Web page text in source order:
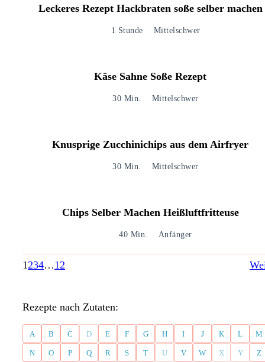
Leckeres Rezept Hackbraten soße selber machen
1 Stunde Mittelschwer
Käse Sahne Soße Rezept
30 Min. Mittelschwer
Knusprige Zucchinichips aus dem Airfryer
30 Min. Mittelschwer
Chips Selber Machen Heißluftfritteuse
40 Min. Anfänger
1234…12
Rezepte nach Zutaten:
A B C D E F G H I J K L M
N O P Q R S T U V W X Y Z